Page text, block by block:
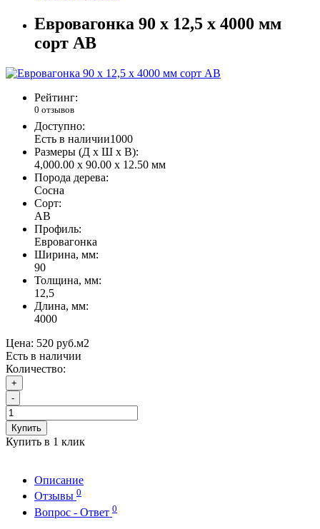
Евровагонка 90 x 12,5 x 4000 мм
сорт AB
Рейтинг:
0 отзывов
Доступно:
Есть в наличии1000
Размеры (Д x Ш x В):
4,000.00 x 90.00 x 12.50 мм
Порода дерева:
Сосна
Сорт:
AB
Профиль:
Евровагонка
Ширина, мм:
90
Толщина, мм:
12,5
Длина, мм:
4000
Цена: 520 руб.м2
Есть в наличии
Количество:
+
-
Купить
Купить в 1 клик
Описание
Отзывы 0
Вопрос - Ответ 0